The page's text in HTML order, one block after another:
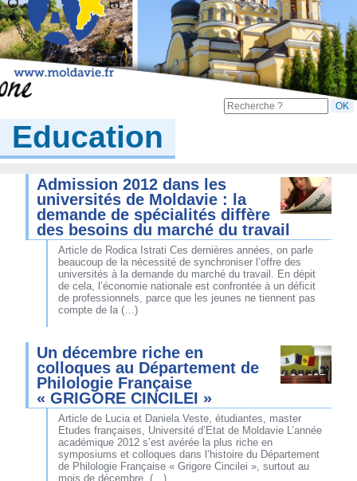
Education
Admission 2012 dans les
universités de Moldavie : la
demande de spécialités diffère
des besoins du marché du travail
Article de Rodica Istrati Ces dernières années, on parle
beaucoup de la nécessité de synchroniser l’offre des
universités à la demande du marché du travail. En dépit
de cela, l’économie nationale est confrontée à un déficit
de professionnels, parce que les jeunes ne tiennent pas
compte de la (…)
Un décembre riche en
colloques au Département de
Philologie Française
« GRIGORE CINCILEI »
Article de Lucia et Daniela Veste, étudiantes, master
Etudes françaises, Université d’Etat de Moldavie L’année
académique 2012 s’est avérée la plus riche en
symposiums et colloques dans l’histoire du Département
de Philologie Française « Grigore Cincilei », surtout au
mois de décembre, (…)